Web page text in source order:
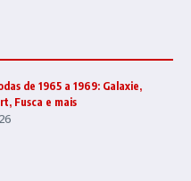
de 1965 a 1969: Galaxie,
Fusca e mais